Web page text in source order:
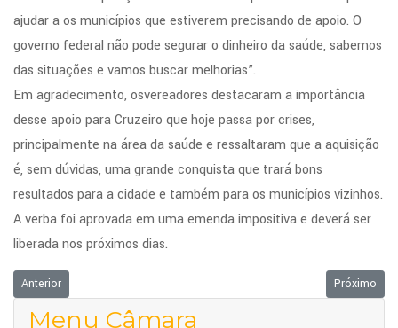
ajudar a os municípios que estiverem precisando de apoio. O
governo federal não pode segurar o dinheiro da saúde, sabemos
das situações e vamos buscar melhorias”.
Em agradecimento, osvereadores destacaram a importância
desse apoio para Cruzeiro que hoje passa por crises,
principalmente na área da saúde e ressaltaram que a aquisição
é, sem dúvidas, uma grande conquista que trará bons
resultados para a cidade e também para os municípios vizinhos.
A verba foi aprovada em uma emenda impositiva e deverá ser
liberada nos próximos dias.
Artigo anterior: Câmara realiza segunda Audiência Pública sobre Plano
Anterior Próximo
Próximo
Menu Câmara